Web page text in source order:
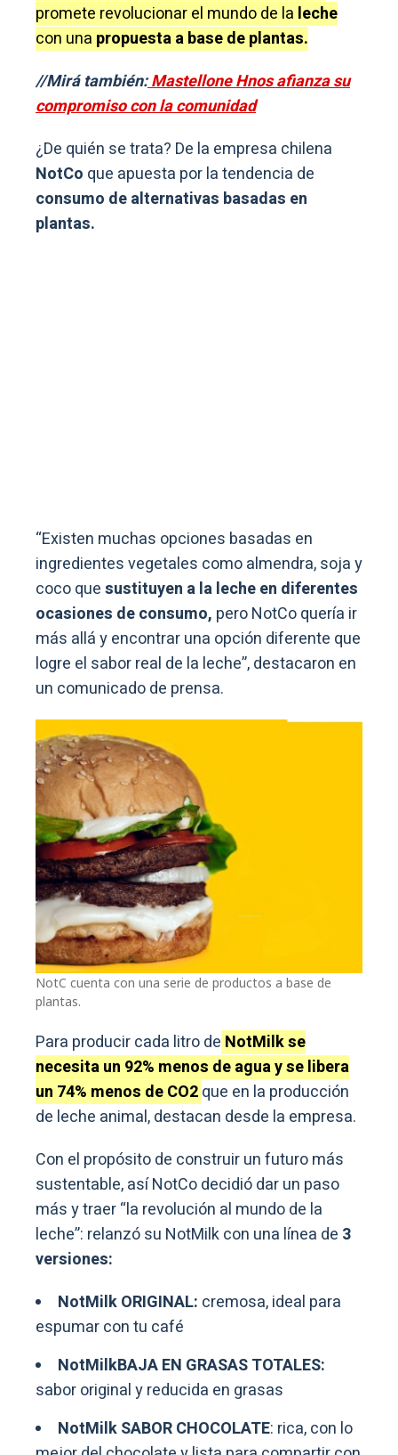
promete revolucionar el mundo de la leche
con una propuesta a base de plantas.
//Mirá también:Mastellone Hnos afianza su
compromiso con la comunidad
¿De quién se trata? De la empresa chilena
NotCo que apuesta por la tendencia de
consumo de alternativas basadas en
plantas.
“Existen muchas opciones basadas en
ingredientes vegetales como almendra, soja y
coco quesustituyen a la leche en diferentes
ocasiones de consumo, pero NotCo quería ir
más allá y encontrar una opción diferente que
logre el sabor real de la leche”, destacaron en
un comunicado de prensa.
NotC cuenta con una serie de productos a base de
plantas.
Para producir cada litro de NotMilk se
necesita un 92% menos de agua y se libera
un 74% menos de CO2que en la producción
de leche animal, destacan desde la empresa.
Con el propósito de construir un futuro más
sustentable, así NotCo decidió dar un paso
más y traer “la revolución al mundo de la
leche”: relanzó su NotMilk con una línea de 3
versiones:
NotMilk ORIGINAL: cremosa, ideal para
espumar con tu café
NotMilkBAJA EN GRASAS TOTALES:
sabor original y reducida en grasas
NotMilk SABOR CHOCOLATE: rica, con lo